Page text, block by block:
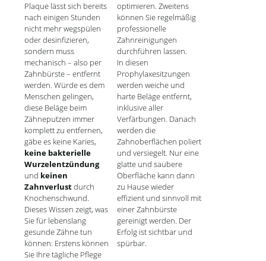
Plaque lässt sich bereits
nach einigen Stunden
nicht mehr wegspülen
oder desinfizieren,
sondern muss
mechanisch – also per
Zahnbürste – entfernt
werden. Würde es dem
Menschen gelingen,
diese Beläge beim
Zähneputzen immer
komplett zu entfernen,
gäbe es keine Karies,
keine bakterielle
Wurzelentzündung
und keinen
Zahnverlustdurch
Knochenschwund.
Dieses Wissen zeigt, was
Sie für lebenslang
gesunde Zähne tun
können: Erstens können
Sie Ihre tägliche Pflege
optimieren. Zweitens
können Sie regelmäßig
professionelle
Zahnreinigungen
durchführen lassen.
In diesen
Prophylaxesitzungen
werden weiche und
harte Beläge entfernt,
inklusive aller
Verfärbungen. Danach
werden die
Zahnoberflächen poliert
und versiegelt. Nur eine
glatte und saubere
Oberfläche kann dann
zu Hause wieder
effizient und sinnvoll mit
einer Zahnbürste
gereinigt werden. Der
Erfolg ist sichtbar und
spürbar.